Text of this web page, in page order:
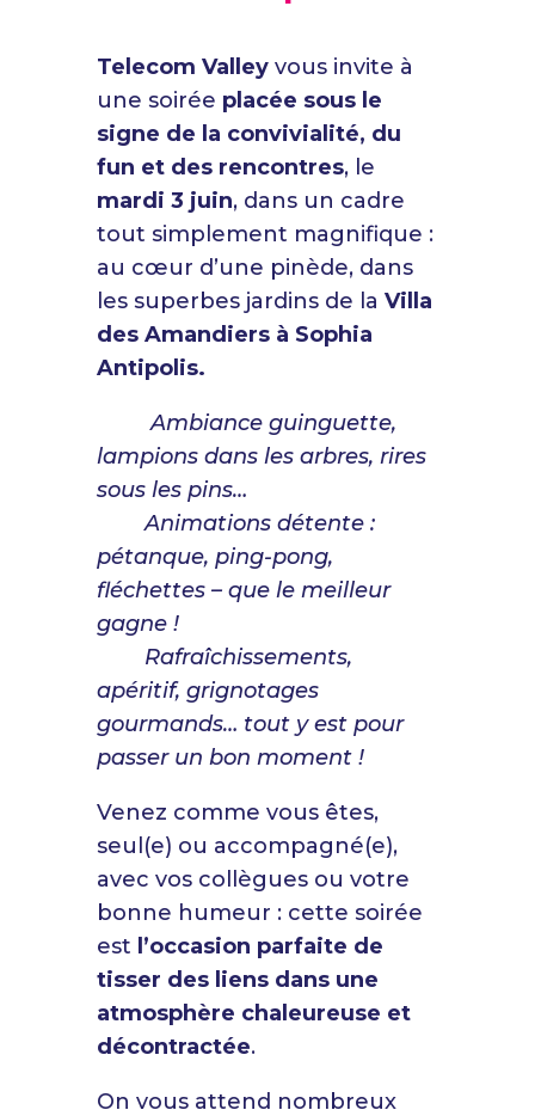
Telecom Valleyvous invite à
une soirée placée sous le
signe de la convivialité, du
fun et des rencontres, le
mardi 3 juin, dans un cadre
tout simplement magnifique :
au cœur d’une pinède, dans
les superbes jardins de la Villa
des Amandiers à Sophia
Antipolis.
Ambiance guinguette,
lampions dans les arbres, rires
sous les pins…
Animations détente :
pétanque, ping-pong,
fléchettes – que le meilleur
gagne !
Rafraîchissements,
apéritif, grignotages
gourmands… tout y est pour
passer un bon moment !
Venez comme vous êtes,
seul(e) ou accompagné(e),
avec vos collègues ou votre
bonne humeur : cette soirée
est l’occasion parfaite de
tisser des liens dans une
atmosphère chaleureuse et
décontractée.
On vous attend nombreux